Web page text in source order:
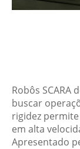
Robôs SCARA
buscar
rigidez
em alta
Apresentado